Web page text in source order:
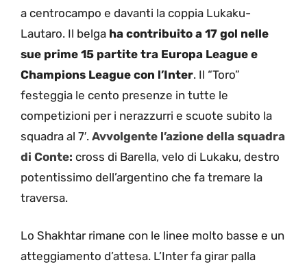
a centrocampo e davanti la coppia Lukaku-
Lautaro. Il belga ha contribuito a 17 gol nelle
sue prime 15 partite tra Europa League e
Champions League con l’Inter. Il “Toro”
festeggia le cento presenze in tutte le
competizioni per i nerazzurri e scuote subito la
squadra al 7′. Avvolgente l’azione della squadra
di Conte: cross di Barella, velo di Lukaku, destro
potentissimo dell’argentino che fa tremare la
traversa.
Lo Shakhtar rimane con le linee molto basse e un
atteggiamento d’attesa. L’Inter fa girar palla